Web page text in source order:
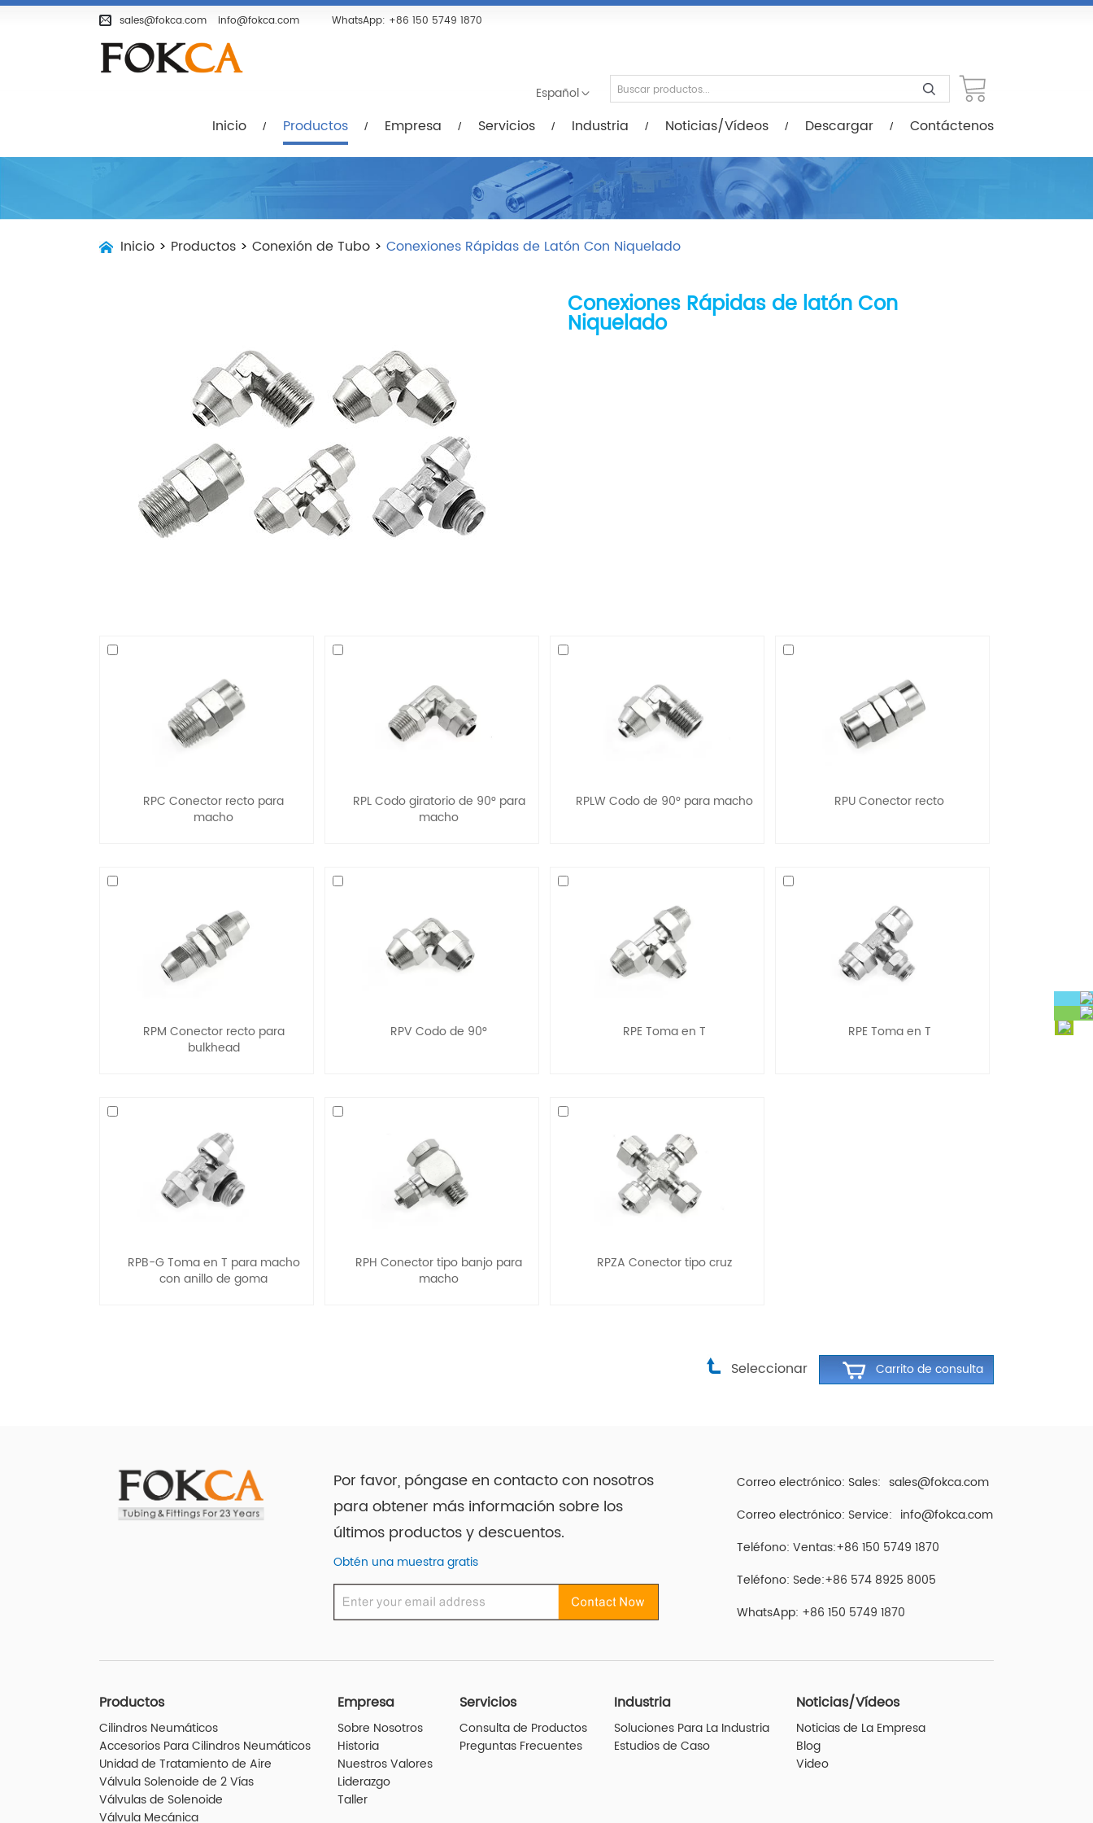
sales@fokca.com info@fokca.com WhatsApp: +86 150 5749 1870
Español
Inicio Productos Empresa Servicios Industria Noticias/Vídeos Descargar Contáctenos
Inicio Productos Empresa Servicios
Inicio > Productos > Conexión de Tubo > Conexiones Rápidas de Latón Con Niquelado
Conexiones Rápidas de latón Con
Niquelado
RPC Conector recto para
macho
RPL Codo giratorio de 90° para
macho
RPLW Codo de 90° para macho RPU Conector recto
RPM Conector recto para
bulkhead
RPV Codo de 90° RPE Toma en T RPE Toma en T
RPB-G Toma en T para macho
con anillo de goma
RPH Conector tipo banjo para
macho
RPZA Conector tipo cruz
Seleccionar
Por favor, póngase en contacto con nosotros
para obtener más información sobre los
últimos productos y descuentos.
Obtén una muestra gratis
Correo electrónico: Sales: sales@fokca.com
Correo electrónico: Service: info@fokca.com
Teléfono: Ventas:+86 150 5749 1870
Teléfono: Sede:+86 574 8925 8005
WhatsApp: +86 150 5749 1870
Productos
Cilindros Neumáticos
Accesorios Para Cilindros Neumáticos
Unidad de Tratamiento de Aire
Válvula Solenoide de 2 Vías
Válvulas de Solenoide
Válvula Mecánica
Empresa
Sobre Nosotros
Historia
Nuestros Valores
Liderazgo
Taller
Servicios
Consulta de Productos
Preguntas Frecuentes
Industria
Soluciones Para La Industria
Estudios de Caso
Noticias/Vídeos
Noticias de La Empresa
Blog
Video